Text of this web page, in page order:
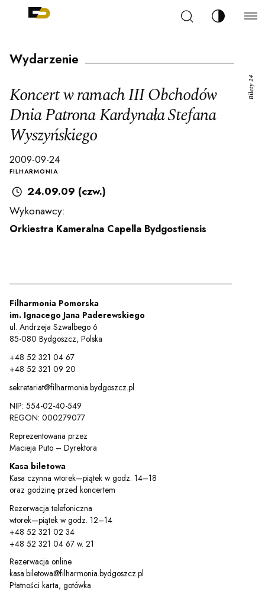
Szukaj Zmień
sal
YOUTUBE
Polityka prywatności
Praca
Wydarzenie
Koncert w ramach III Obchodów
Dnia Patrona Kardynała Stefana
Wyszyńskiego
2009-09-24
FILHARMONIA
24.09.09 (czw.)
Wykonawcy:
Orkiestra Kameralna Capella Bydgostiensis
Bilety 24
Filharmonia Pomorska
im. Ignacego Jana Paderewskiego
ul. Andrzeja Szwalbego 6
85-080 Bydgoszcz, Polska
+48 52 321 04 67
+48 52 321 09 20
sekretariat@filharmonia.bydgoszcz.pl
NIP: 554-02-40-549
REGON: 000279077
Reprezentowana przez
Macieja Puto – Dyrektora
Kasa biletowa
Kasa czynna wtorek—piątek w godz. 14–18
oraz godzinę przed koncertem
Rezerwacja telefoniczna
wtorek—piątek w godz. 12–14
+48 52 321 02 34
+48 52 321 04 67 w. 21
Rezerwacja online
kasa.biletowa@filharmonia.bydgoszcz.pl
Płatności karta, gotówka